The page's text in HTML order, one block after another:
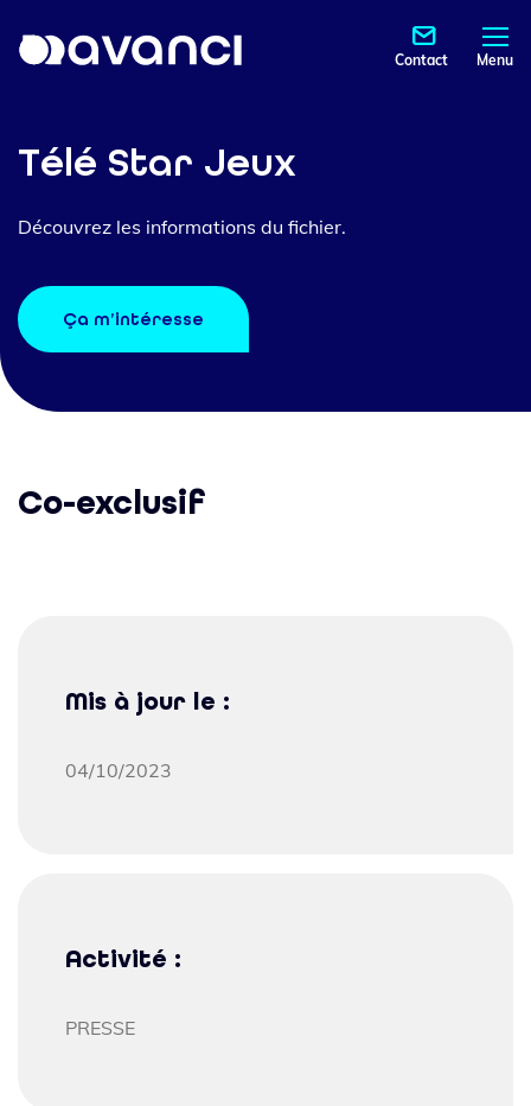
Contact Menu
Télé Star Jeux
Découvrez les informations du fichier.
Ça m’intéresse
Co-exclusif
Mis à jour le :
04/10/2023
Activité :
PRESSE